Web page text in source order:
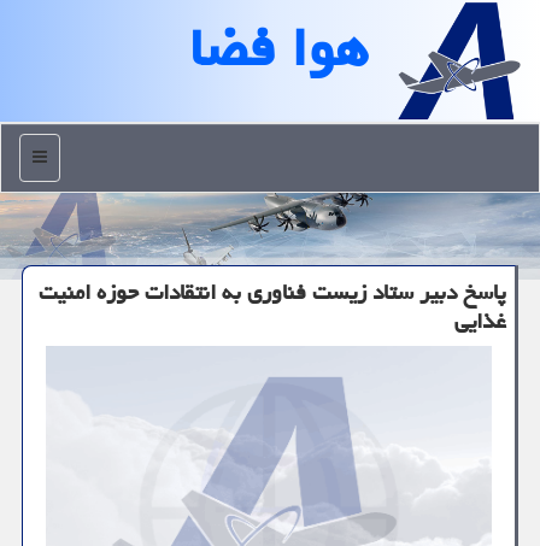
هوا فضا
منو
پاسخ دبیر ستاد زیست فناوری به انتقادات حوزه امنیت
غذایی